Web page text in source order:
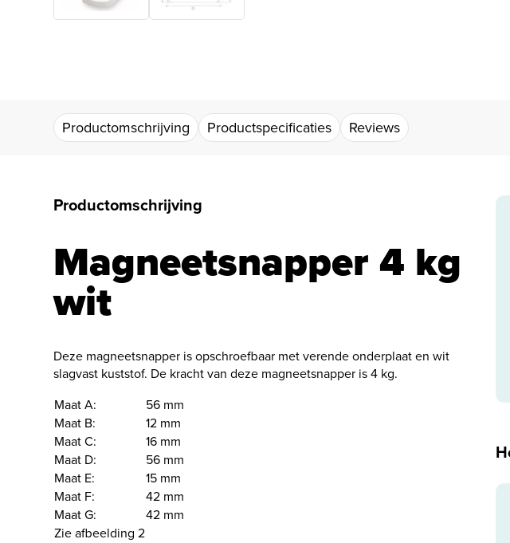
Productomschrijving Productspecificaties Reviews
Productomschrijving
Magneetsnapper 4 kg
wit
Deze magneetsnapper is opschroefbaar met verende onderplaat en wit
slagvast kuststof. De kracht van deze magneetsnapper is 4 kg.
Maat A:
56 mm
Maat B:
12 mm
Maat C:
16 mm
Maat D:
56 mm
Maat E:
15 mm
Maat F:
42 mm
Maat G:
42 mm
Zie afbeelding 2